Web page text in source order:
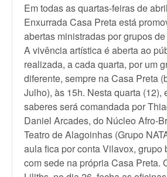
Em todas as quartas-feiras de
Enxurrada Casa Preta está
abertas ministradas por grupos
A vivência artística é aberta ao
realizada, a cada quarta, por um
diferente, sempre na Casa Preta
Julho), às 15h. Nesta quarta (12),
saberes será comandada por
Daniel Arcades, do Núcleo Afro-
Teatro de Alagoinhas (Grupo
aula fica por conta Vilavox, grupo
com sede na própria Casa Preta.